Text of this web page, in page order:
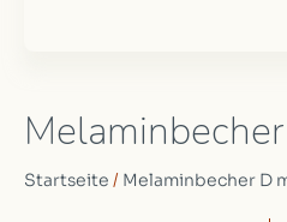
Startseite / Melaminbecher D